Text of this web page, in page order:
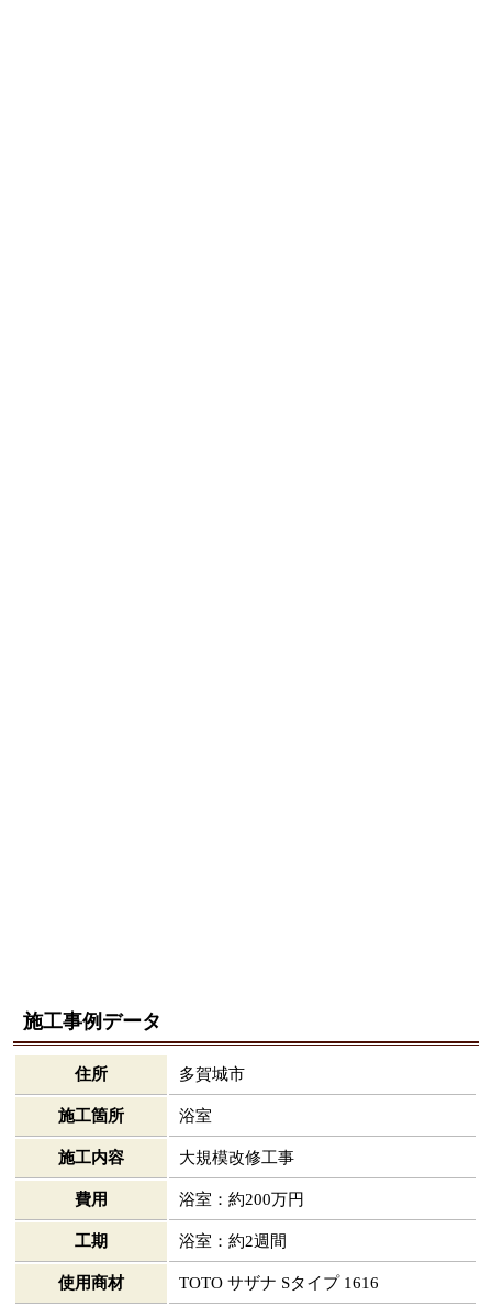
施工事例データ
住所 多賀城市
施工箇所 浴室
施工内容 大規模改修工事
費用 浴室：約200万円
工期 浴室：約2週間
使用商材 TOTO サザナ Sタイプ 1616